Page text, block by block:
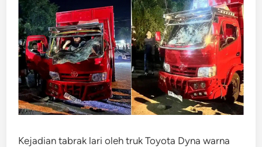
Kejadian tabrak lari oleh truk Toyota Dyna warna